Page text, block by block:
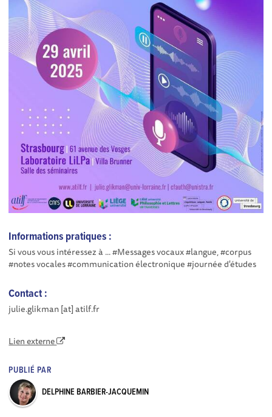
Informations pratiques :
Si vous vous intéressez à ... #Messages vocaux #langue, #corpus
#notes vocales #communication électronique #journée d'études
Contact :
julie.glikman [at] atilf.fr
Lien externe
PUBLIÉ PAR
DELPHINE BARBIER-JACQUEMIN